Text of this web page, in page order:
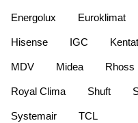
Energolux Euroklimat
Hisense IGC
MDV Midea Rhoss
Royal Clima Shuft
Systemair TCL